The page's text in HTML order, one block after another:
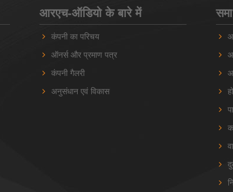
आरएच-ऑडियो के बारे में
कंपनी का परिचय
ऑनर्स और प्रमाण पत्र
कंपनी गैलरी
अनुसंधान एवं विकास